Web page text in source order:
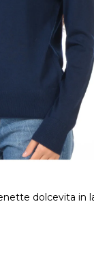
dolcevita in